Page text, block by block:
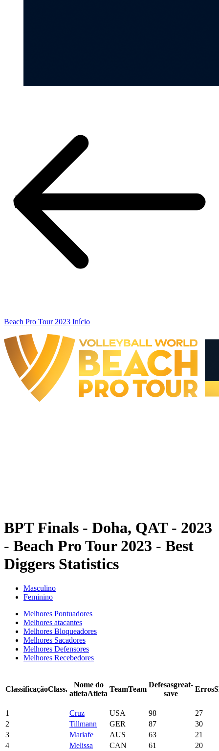
Beach Pro Tour 2023 Início
BPT Finals - Doha, QAT - 2023
- Beach Pro Tour 2023 - Best
Diggers Statistics
Masculino
Feminino
Melhores Pontuadores
Melhores atacantes
Melhores Bloqueadores
Melhores Sacadores
Melhores Defensores
Melhores Recebedores
ClassificaçãoClass.
Nome do
atletaAtleta
TeamTeam
Defesasgreat-
save
Erros
1 Cruz USA 98
27
2
Tillmann GER 87
30
3
Mariafe AUS 63
21
4
Melissa CAN 61
20